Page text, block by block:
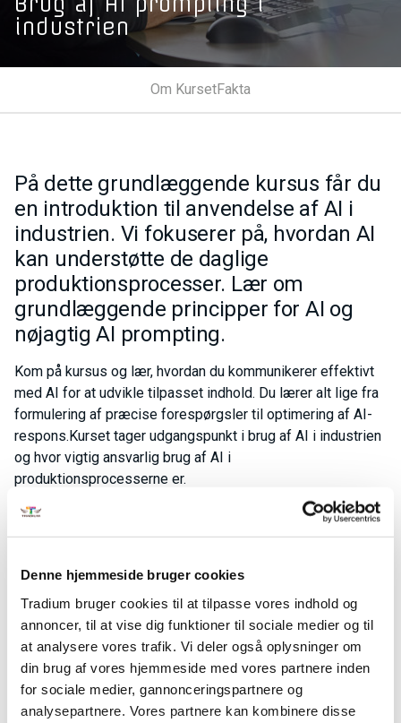
Denne hjemmeside bruger cookies
Tradium bruger cookies til at tilpasse vores indhold og
annoncer, til at vise dig funktioner til sociale medier og til
at analysere vores trafik. Vi deler også oplysninger om
din brug af vores hjemmeside med vores partnere inden
for sociale medier, gannonceringspartnere og
analysepartnere. Vores partnere kan kombinere disse
industrien
Om KursetFakta
På dette grundlæggende kursus får du
en introduktion til anvendelse af AI i
industrien. Vi fokuserer på, hvordan AI
kan understøtte de daglige
produktionsprocesser. Lær om
grundlæggende principper for AI og
nøjagtig AI prompting.
Kom på kursus og lær, hvordan du kommunikerer effektivt
med AI for at udvikle tilpasset indhold. Du lærer alt lige fra
formulering af præcise forespørgsler til optimering af AI-
respons.Kurset tager udgangspunkt i brug af AI i industrien
og hvor vigtig ansvarlig brug af AI i
produktionsprocesserne er.
På kurset lærer du om følgende:
(AI) og prompting i industrien
Får viden om AI-værktøjer på grundlæggende niveau
De mest brugte AI-værktøjer fra industriens verden
Forskellige måder AI-prompting kan anvendes i
industrien
Ansvarlig brug af AI og overvejelserne bag brug af AI